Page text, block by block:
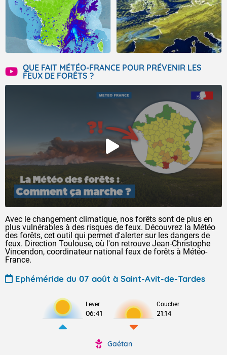
QUE FAIT MÉTÉO-FRANCE POUR PRÉVENIR LES
FEUX DE FORÊTS ?
Avec le changement climatique, nos forêts sont de plus en
plus vulnérables à des risques de feux. Découvrez la Météo
des forêts, cet outil qui permet d'alerter sur les dangers de
feux. Direction Toulouse, où l'on retrouve Jean-Christophe
Vincendon, coordinateur national feux de forêts à Météo-
France.
Ephéméride du 07 août à Saint-Avit-de-Tardes
Lever
06:41
Coucher
21:14
Gaétan